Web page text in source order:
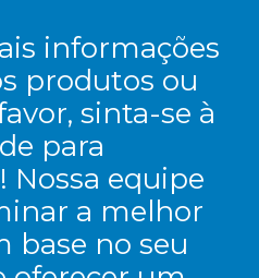
informações
produtos ou
sinta-se à
para
Nossa equipe
a melhor
base no seu